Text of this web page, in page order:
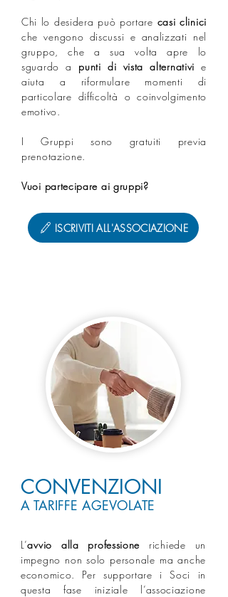
Chi lo desidera può portare casi clinici
che vengono discussi e analizzati nel
gruppo, che a sua volta apre lo
sguardo a punti di vista alternativi e
aiuta a riformulare momenti di
particolare difficoltà o coinvolgimento
emotivo.⁣
I Gruppi sono gratuiti previa
prenotazione.
Vuoi partecipare ai gruppi?
ISCRIVITI ALL'ASSOCIAZIONE
CONVENZIONI
A TARIFFE AGEVOLATE
L’avvio alla professione richiede un
impegno non solo personale ma anche
economico. Per supportare i Soci in
questa fase iniziale l’associazione